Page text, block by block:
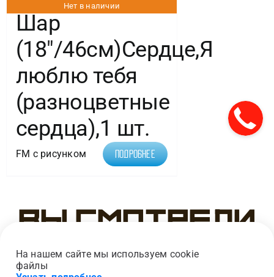
Нет в наличии
Шар
(18″/46см)Сердце,Я
люблю тебя
(разноцветные
сердца),1 шт.
FM с рисунком Подробнее
Вы смотрели
На нашем сайте мы используем cookie
файлы